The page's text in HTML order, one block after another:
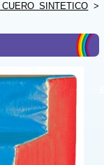
SINTETICO >